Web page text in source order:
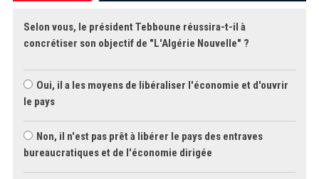
Selon vous, le président Tebboune réussira-t-il à
concrétiser son objectif de "L'Algérie Nouvelle" ?
Oui, il a les moyens de libéraliser l'économie et d'ouvrir
le pays
Non, il n'est pas prêt à libérer le pays des entraves
bureaucratiques et de l'économie dirigée